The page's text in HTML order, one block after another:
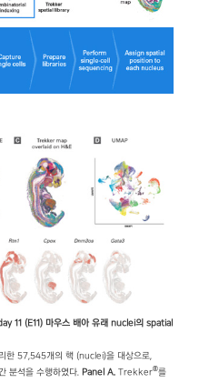
11 (E11) 마우스 배아 유래 nuclei의 spatial
한 57,545개의 핵 (nuclei)을 대상으로,
분석을 수행하였다. Panel A. Trekker®를